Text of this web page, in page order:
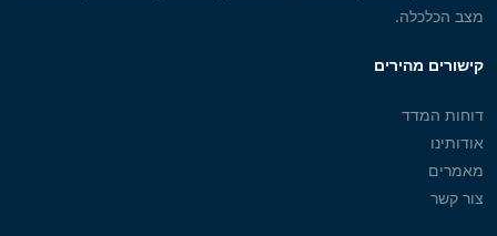
מצב הכלכלה.
קישורים מהירים
דוחות המדד
אודותינו
מאמרים
צור קשר